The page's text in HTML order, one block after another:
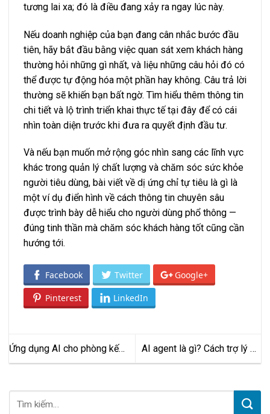
tương lai xa; đó là điều đang xảy ra ngay lúc này.
Nếu doanh nghiệp của bạn đang cân nhắc bước đầu
tiên, hãy bắt đầu bằng việc quan sát xem khách hàng
thường hỏi những gì nhất, và liệu những câu hỏi đó có
thể được tự động hóa một phần hay không. Câu trả lời
thường sẽ khiến bạn bất ngờ. Tìm hiểu thêm thông tin
chi tiết và lộ trình triển khai thực tếtại đây để có cái
nhìn toàn diện trước khi đưa ra quyết định đầu tư.
Và nếu bạn muốn mở rộng góc nhìn sang các lĩnh vực
khác trong quản lý chất lượng và chăm sóc sức khỏe
người tiêu dùng, bài viết về dị ứng chỉ tự tiêu là gì là
một ví dụ điển hình về cách thông tin chuyên sâu
được trình bày dễ hiểu cho người dùng phổ thông —
đúng tinh thần mà chăm sóc khách hàng tốt cũng cần
hướng tới.
Facebook Twitter Google+
Pinterest LinkedIn
Ứng dụng AI cho phòng kế
toán: Khi công nghệ giúp bạn
AI agent là gì? Cách trợ lý số
đang len vào đời sống và